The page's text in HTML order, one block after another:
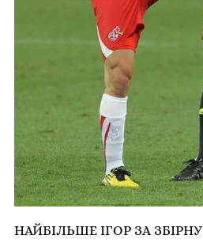
НАЙБІЛЬШЕ ІГОР ЗА ЗБІРНУ